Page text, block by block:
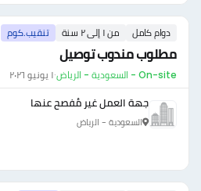
دوام كامل من ١ إلى ٢ سنة تنقيب.كوم
مطلوب مندوب توصيل
On-site - السعودية - الرياض ·١ يونيو ٢٠٢٦
جهة العمل غير مُفصح عنها
السعودية - الرياض